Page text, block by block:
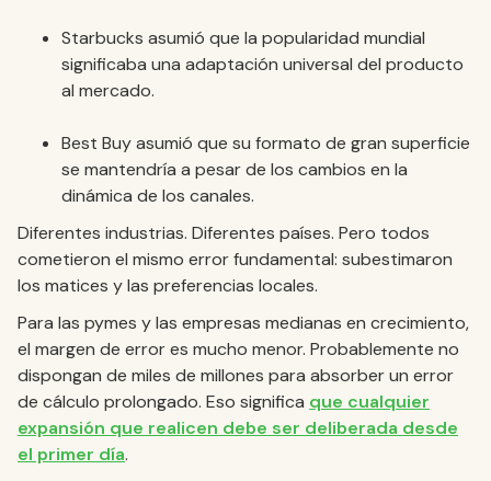
Starbucks asumió que la popularidad mundial
significaba una adaptación universal del producto
al mercado.
Best Buy asumió que su formato de gran superficie
se mantendría a pesar de los cambios en la
dinámica de los canales.
Diferentes industrias. Diferentes países. Pero todos
cometieron el mismo error fundamental: subestimaron
los matices y las preferencias locales.
Para las pymes y las empresas medianas en crecimiento,
el margen de error es mucho menor. Probablemente no
dispongan de miles de millones para absorber un error
de cálculo prolongado. Eso significa que cualquier
expansión que realicen debe ser deliberada desde
el primer día.